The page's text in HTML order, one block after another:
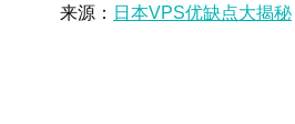
来源： 日本VPS优缺点大揭秘